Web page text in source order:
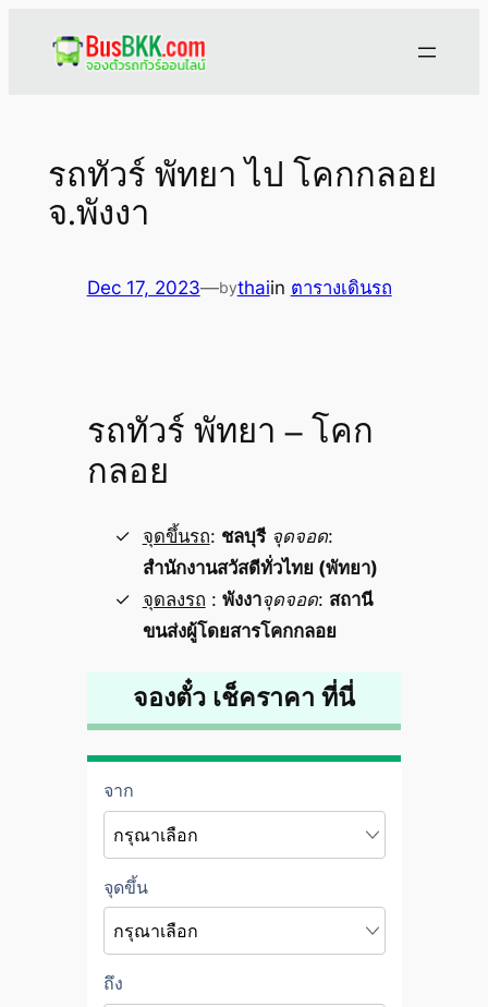
รถทัวร์ พัทยา ไป โคกกลอย
จ.พังงา
Dec 17, 2023—bythaiin ตารางเดินรถ
รถทัวร์ พัทยา – โคก
กลอย
จุดขึ้นรถ: ชลบุรี จุดจอด:
สำนักงานสวัสดีทั่วไทย (พัทยา)
จุดลงรถ : พังงาจุดจอด: สถานี
ขนส่งผู้โดยสารโคกกลอย
จองตั๋ว เช็คราคา ที่นี่